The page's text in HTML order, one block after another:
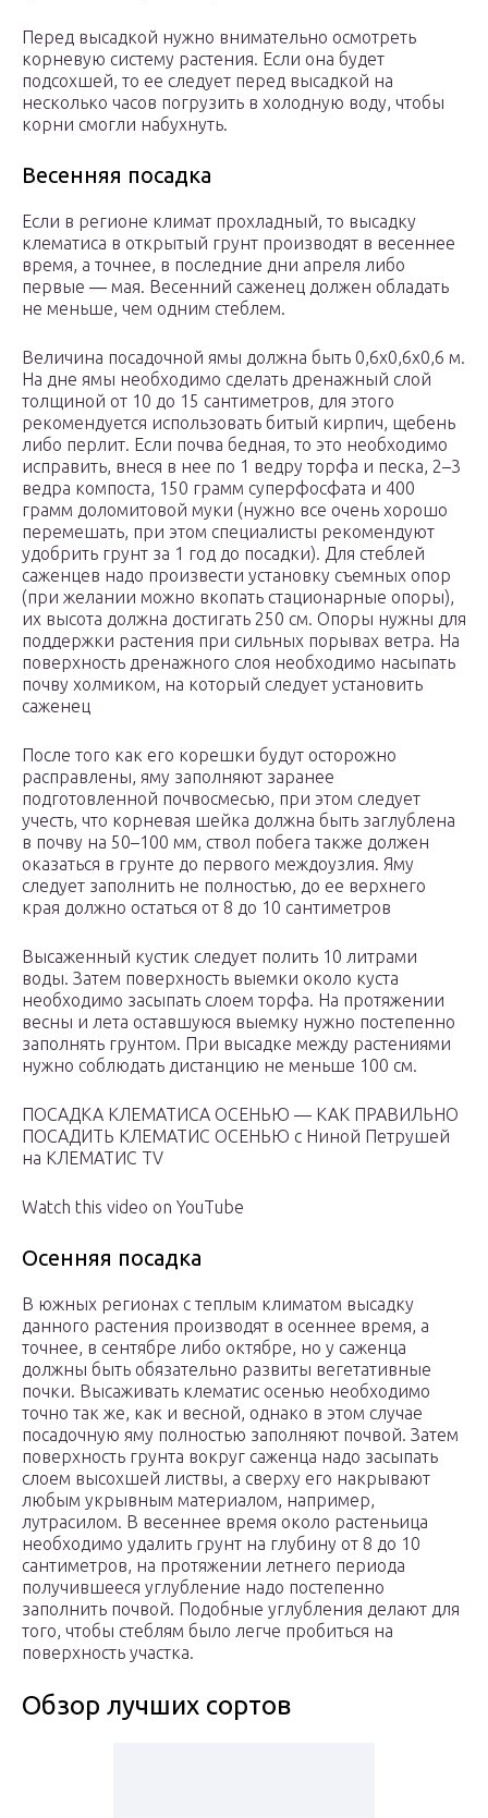
Перед высадкой нужно внимательно осмотреть
корневую систему растения. Если она будет
подсохшей, то ее следует перед высадкой на
несколько часов погрузить в холодную воду, чтобы
корни смогли набухнуть.
Весенняя посадка
Если в регионе климат прохладный, то высадку
клематиса в открытый грунт производят в весеннее
время, а точнее, в последние дни апреля либо
первые ― мая. Весенний саженец должен обладать
не меньше, чем одним стеблем.
Величина посадочной ямы должна быть 0,6х0,6х0,6 м.
На дне ямы необходимо сделать дренажный слой
толщиной от 10 до 15 сантиметров, для этого
рекомендуется использовать битый кирпич, щебень
либо перлит. Если почва бедная, то это необходимо
исправить, внеся в нее по 1 ведру торфа и песка, 2–3
ведра компоста, 150 грамм суперфосфата и 400
грамм доломитовой муки (нужно все очень хорошо
перемешать, при этом специалисты рекомендуют
удобрить грунт за 1 год до посадки). Для стеблей
саженцев надо произвести установку съемных опор
(при желании можно вкопать стационарные опоры),
их высота должна достигать 250 см. Опоры нужны для
поддержки растения при сильных порывах ветра. На
поверхность дренажного слоя необходимо насыпать
почву холмиком, на который следует установить
саженец
После того как его корешки будут осторожно
расправлены, яму заполняют заранее
подготовленной почвосмесью, при этом следует
учесть, что корневая шейка должна быть заглублена
в почву на 50–100 мм, ствол побега также должен
оказаться в грунте до первого междоузлия. Яму
следует заполнить не полностью, до ее верхнего
края должно остаться от 8 до 10 сантиметров
Высаженный кустик следует полить 10 литрами
воды. Затем поверхность выемки около куста
необходимо засыпать слоем торфа. На протяжении
весны и лета оставшуюся выемку нужно постепенно
заполнять грунтом. При высадке между растениями
нужно соблюдать дистанцию не меньше 100 см.
ПОСАДКА КЛЕМАТИСА ОСЕНЬЮ — КАК ПРАВИЛЬНО
ПОСАДИТЬ КЛЕМАТИС ОСЕНЬЮ с Ниной Петрушей
на КЛЕМАТИС ТV
Watch this video on YouTube
Осенняя посадка
В южных регионах с теплым климатом высадку
данного растения производят в осеннее время, а
точнее, в сентябре либо октябре, но у саженца
должны быть обязательно развиты вегетативные
почки. Высаживать клематис осенью необходимо
точно так же, как и весной, однако в этом случае
посадочную яму полностью заполняют почвой. Затем
поверхность грунта вокруг саженца надо засыпать
слоем высохшей листвы, а сверху его накрывают
любым укрывным материалом, например,
лутрасилом. В весеннее время около растеньица
необходимо удалить грунт на глубину от 8 до 10
сантиметров, на протяжении летнего периода
получившееся углубление надо постепенно
заполнить почвой. Подобные углубления делают для
того, чтобы стеблям было легче пробиться на
поверхность участка.
Обзор лучших сортов